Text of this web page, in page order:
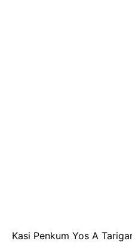
Kasi Penkum Yos A